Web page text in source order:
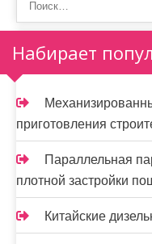
Набирает
приготовления
Параллельная
плотной застройки
Китайские